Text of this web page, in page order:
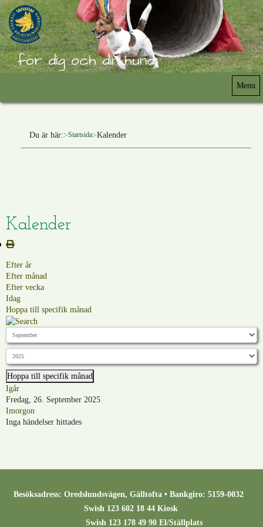
för dig och din hund
Menu
Du är här: Startsida Kalender
Kalender
Efter år
Efter månad
Efter vecka
Idag
Hoppa till specifik månad
Hoppa till specifik månad
Igår
Fredag, 26. September 2025
Imorgon
Inga händelser hittades
Besöksadress: Oredslundsvägen, Gälltofta • Bankgiro: 5159-0032
Swish 123 602 18 44 Kiosk
Swish 123 178 49 90 El/Ställplats